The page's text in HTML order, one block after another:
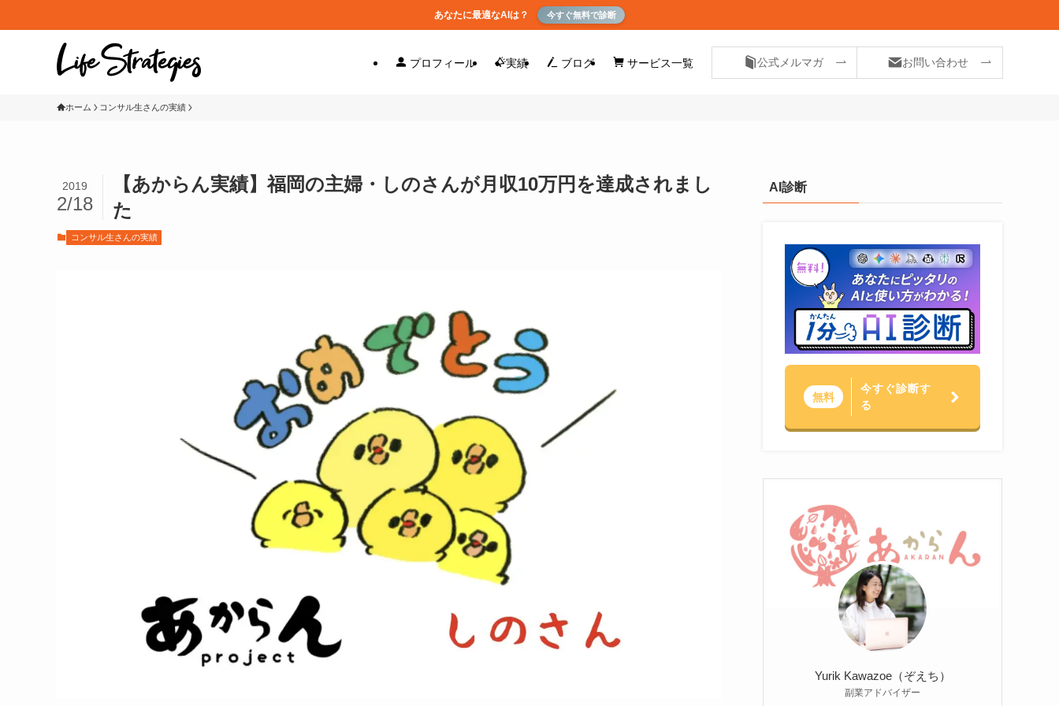
あなたに最適なAIは？ 今すぐ無料で診断
プロフィール 実績 ブログ サービス一覧 公式メルマガ お問い合わせ
ホーム コンサル生さんの実績
【あからん実績】福岡の主婦・しのさんが月収10万円を達成されまし
た
2019
2/18
コンサル生さんの実績
AI診断
無料
今すぐ診断す
る
Yurik Kawazoe（ぞえち）
副業アドバイザー